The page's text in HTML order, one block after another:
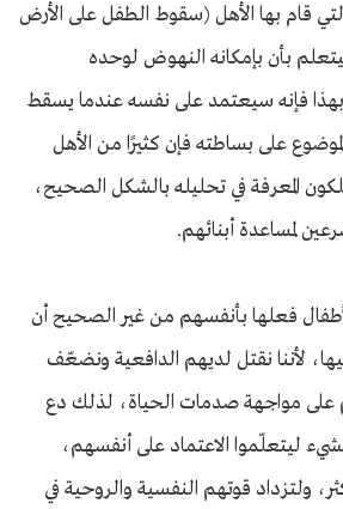
قام بها الأهل (سقوط الطفل على الأرض
بأن بإمكانه النهوض لوحده
فإنه سيعتمد على نفسه عندما يسقط
على بساطته فإن كثيرًا من الأهل
المعرفة في تحليله بالشكل الصحيح،
لمساعدة أبنائهم.
فعلها بأنفسهم من غير الصحيح أن
لأننا نقتل لديهم الدافعية ونضعّف
على مواجهة صدمات الحياة، لذلك دع
ليتعلّموا الاعتماد على أنفسهم،
ولتزداد قوتهم النفسية والروحية في